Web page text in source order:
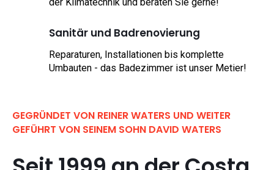
der Klimatechnik und beraten Sie gerne!
Sanitär und Badrenovierung
Reparaturen, Installationen bis komplette
Umbauten - das Badezimmer ist unser Metier!
GEGRÜNDET VON REINER WATERS UND WEITER
GEFÜHRT VON SEINEM SOHN DAVID WATERS